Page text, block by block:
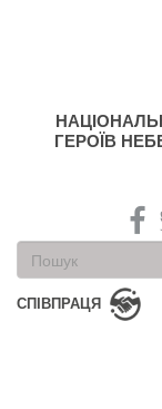
ГЕРОЇВ
Пошукова
форма
Пошук
СПІВПРАЦЯ